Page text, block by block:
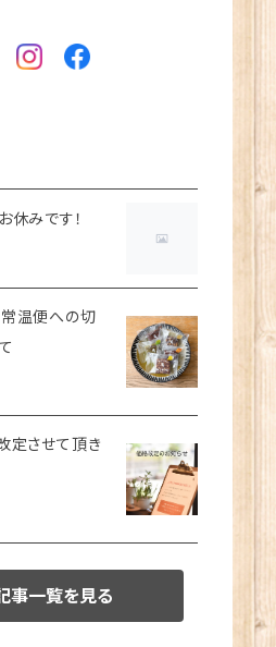
休みです！
温便への切
定させて頂き
事一覧を見る